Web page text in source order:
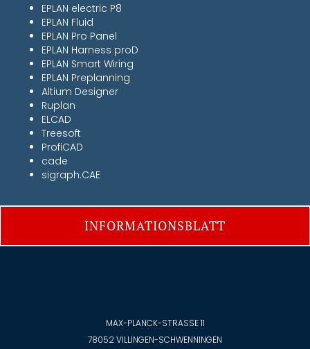
EPLAN electric P8
EPLAN Fluid
EPLAN Pro Panel
EPLAN Harness proD
EPLAN Smart Wiring
EPLAN Preplanning
Altium Designer
Ruplan
ELCAD
Treesoft
ProfiCAD
cade
sigraph.CAE
INFORMATIONSBLATT
MAX-PLANCK-STRASSE 11
78052 VILLINGEN-SCHWENNINGEN